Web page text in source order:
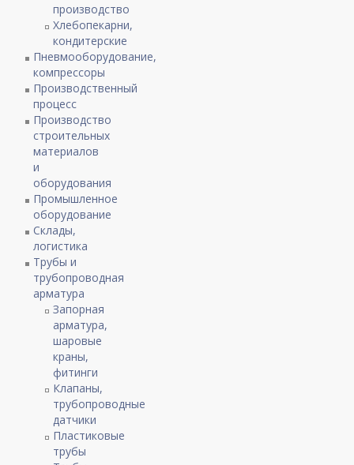
производство
Хлебопекарни,
кондитерские
Пневмооборудование,
компрессоры
Производственный
процесс
Производство
строительных
материалов
и
оборудования
Промышленное
оборудование
Склады,
логистика
Трубы и
трубопроводная
арматура
Запорная
арматура,
шаровые
краны,
фитинги
Клапаны,
трубопроводные
датчики
Пластиковые
трубы